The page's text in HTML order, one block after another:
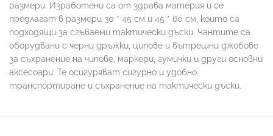
размери. Изработени са от здрава материя и се
предлагат в размери 30 * 45 см и 45 * 60 см, които са
подходящи за сгъваеми тактически дъски. Чантите са
оборудвани с черни дръжки, ципове и вътрешни джобове
за съхранение на чипове, маркери, гумички и други основни
аксесоари. Те осигуряват сигурно и удобно
транспортиране и съхранение на тактически дъски.